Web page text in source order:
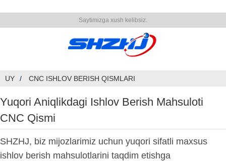
Saytimizga xush kelibsiz.
UY CNC ISHLOV BERISH QISMLARI
Yuqori Aniqlikdagi Ishlov Berish Mahsuloti
CNC Qismi
SHZHJ, biz mijozlarimiz uchun yuqori sifatli maxsus
ishlov berish mahsulotlarini taqdim etishga